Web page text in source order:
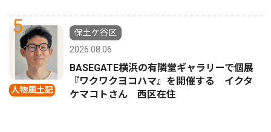
5
人物風土記
保土ケ谷区
2026.08.06
BASEGATE横浜の有隣堂ギャラリーで個展
『ワクワクヨコハマ』を開催する イクタ
ケマコトさん 西区在住